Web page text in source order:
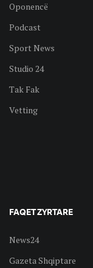
Oponencë
Podcast
Sport News
Studio 24
Tak Fak
Vetting
FAQET ZYRTARE
News24
Gazeta Shqiptare